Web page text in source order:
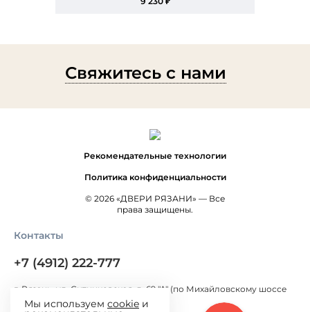
Свяжитесь с нами
Рекомендательные технологии
Политика конфиденциальности
© 2026 «ДВЕРИ РЯЗАНИ» — Все
права защищены.
Контакты
+7 (4912) 222-777
г. Рязань, ул. Ситниковская, д. 69 "А" (по Михайловскому шоссе
300 метров от Окружной дороги)
Мы используем cookie и